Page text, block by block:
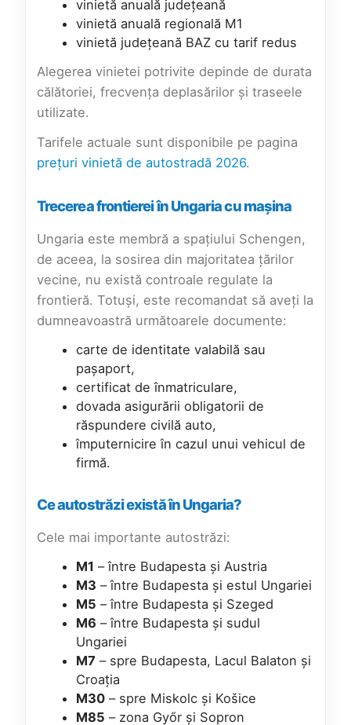
vinietă anuală județeană
vinietă anuală regională M1
vinietă județeană BAZ cu tarif redus
Alegerea vinietei potrivite depinde de durata
călătoriei, frecvența deplasărilor și traseele
utilizate.
Tarifele actuale sunt disponibile pe pagina
prețuri vinietă de autostradă 2026.
Trecerea frontierei în Ungaria cu mașina
Ungaria este membră a spațiului Schengen,
de aceea, la sosirea din majoritatea țărilor
vecine, nu există controale regulate la
frontieră. Totuși, este recomandat să aveți la
dumneavoastră următoarele documente:
carte de identitate valabilă sau
pașaport,
certificat de înmatriculare,
dovada asigurării obligatorii de
răspundere civilă auto,
împuternicire în cazul unui vehicul de
firmă.
Ce autostrăzi există în Ungaria?
Cele mai importante autostrăzi:
M1 – între Budapesta și Austria
M3 – între Budapesta și estul Ungariei
M5 – între Budapesta și Szeged
M6 – între Budapesta și sudul
Ungariei
M7 – spre Budapesta, Lacul Balaton și
Croația
M30– spre Miskolc și Košice
M85 – zona Győr și Sopron